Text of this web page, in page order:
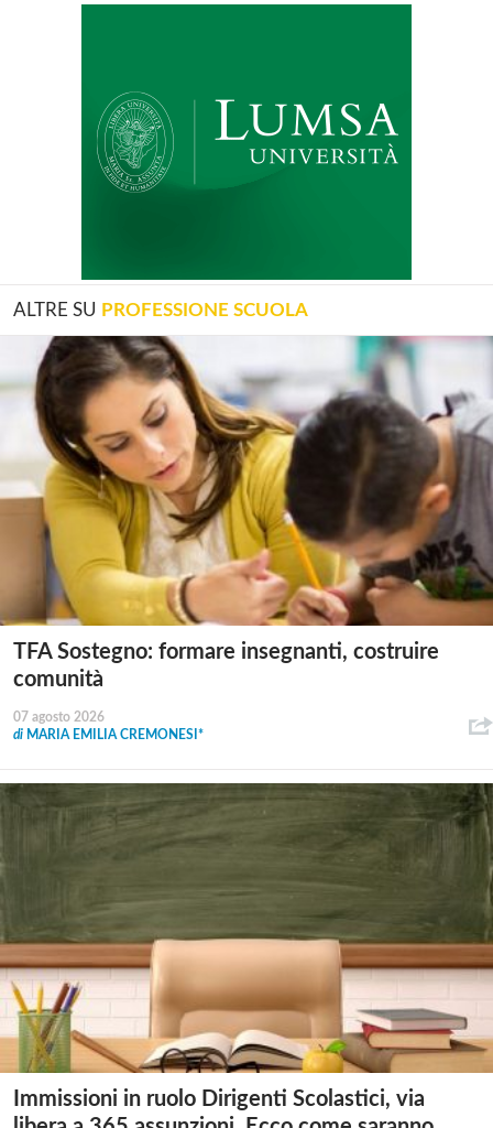
ALTRE SU PROFESSIONE SCUOLA
TFA Sostegno: formare insegnanti, costruire
comunità
07 agosto 2026
di MARIA EMILIA CREMONESI*
Immissioni in ruolo Dirigenti Scolastici, via